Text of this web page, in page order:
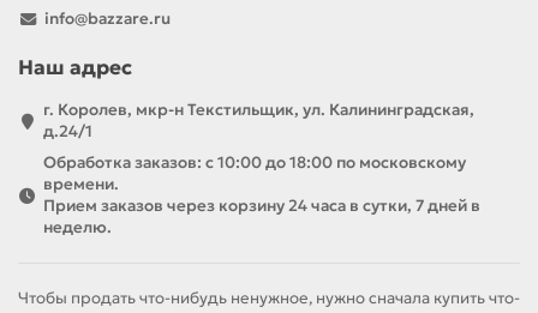
info@bazzare.ru
Наш адрес
г. Королев, мкр-н Текстильщик, ул. Калининградская,
д.24/1
Обработка заказов: с 10:00 до 18:00 по московскому
времени.
Прием заказов через корзину 24 часа в сутки, 7 дней в
неделю.
Чтобы продать что-нибудь ненужное, нужно сначала купить что-